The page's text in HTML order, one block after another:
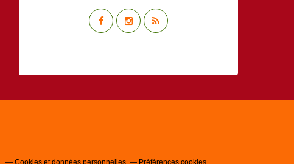
Cookies et données personnelles Préférences cookies